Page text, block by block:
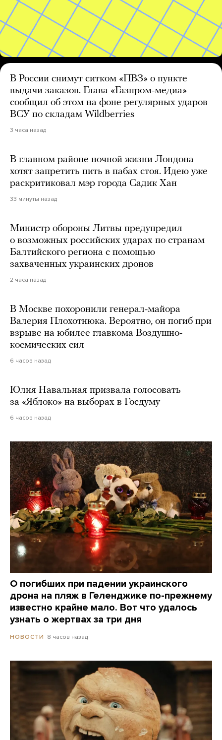
В России снимут ситком «ПВЗ» о пункте
выдачи заказов. Глава «Газпром-медиа»
сообщил об этом на фоне регулярных ударов
ВСУ по складам Wildberries
3 часа назад
В главном районе ночной жизни Лондона
хотят запретить пить в пабах стоя. Идею уже
раскритиковал мэр города Садик Хан
33 минуты назад
Министр обороны Литвы предупредил
о возможных российских ударах по странам
Балтийского региона с помощью
захваченных украинских дронов
2 часа назад
В Москве похоронили генерал-майора
Валерия Плохотнюка. Вероятно, он погиб при
взрыве на юбилее главкома Воздушно-
космических сил
6 часов назад
Юлия Навальная призвала голосовать
за «Яблоко» на выборах в Госдуму
6 часов назад
О погибших при падении украинского
дрона на пляж в Геленджике по-прежнему
известно крайне мало. Вот что удалось
узнать о жертвах за три дня
НОВОСТИ 8 часов назад